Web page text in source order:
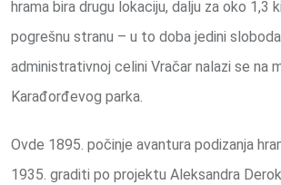
hrama bira drugu lokaciju, dalju za oko 1,3
pogrešnu stranu – u to doba jedini
administrativnoj celini Vračar nalazi se na
Karađorđevog parka.
Ovde 1895. počinje avantura podizanja
1935. graditi po projektu Aleksandra